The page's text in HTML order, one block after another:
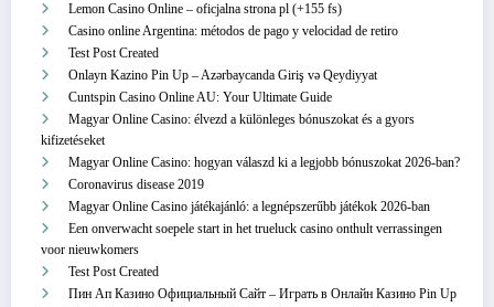
Lemon Casino Online – oficjalna strona pl (+155 fs)
Casino online Argentina: métodos de pago y velocidad de retiro
Test Post Created
Onlayn Kazino Pin Up – Azərbaycanda Giriş və Qeydiyyat
Cuntspin Casino Online AU: Your Ultimate Guide
Magyar Online Casino: élvezd a különleges bónuszokat és a gyors
kifizetéseket
Magyar Online Casino: hogyan válaszd ki a legjobb bónuszokat 2026-ban?
Coronavirus disease 2019
Magyar Online Casino játékajánló: a legnépszerűbb játékok 2026-ban
Een onverwacht soepele start in het trueluck casino onthult verrassingen
voor nieuwkomers
Test Post Created
Пин Ап Казино Официальный Сайт – Играть в Онлайн Казино Pin Up